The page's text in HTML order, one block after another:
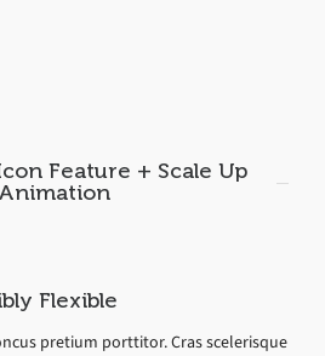
Feature + Scale Up
Animation
Flexible
pretium porttitor. Cras scelerisque